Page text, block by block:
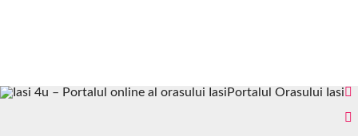
Portalul Orasului Iasi